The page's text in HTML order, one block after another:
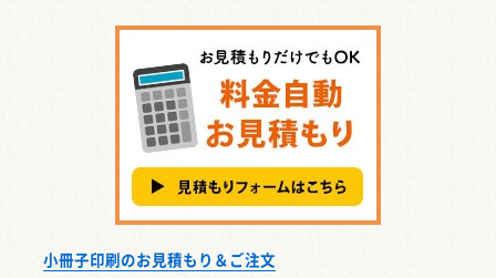
小冊子印刷のお見積もり＆ご注文